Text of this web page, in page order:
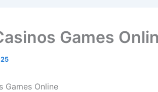
Games
Games Online